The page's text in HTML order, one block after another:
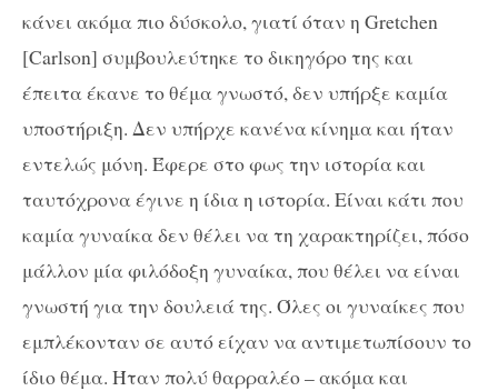
κάνει ακόμα πιο δύσκολο, γιατί όταν η Gretchen
[Carlson] συμβουλεύτηκε το δικηγόρο της και
έπειτα έκανε το θέμα γνωστό, δεν υπήρξε καμία
υποστήριξη. Δεν υπήρχε κανένα κίνημα και ήταν
εντελώς μόνη. Έφερε στο φως την ιστορία και
ταυτόχρονα έγινε η ίδια η ιστορία. Είναι κάτι που
καμία γυναίκα δεν θέλει να τη χαρακτηρίζει, πόσο
μάλλον μία φιλόδοξη γυναίκα, που θέλει να είναι
γνωστή για την δουλειά της. Όλες οι γυναίκες που
εμπλέκονταν σε αυτό είχαν να αντιμετωπίσουν το
ίδιο θέμα. Ήταν πολύ θαρραλέο – ακόμα και